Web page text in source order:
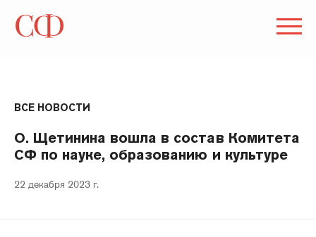
ВСЕ НОВОСТИ
О. Щетинина вошла в состав Комитета
СФ по науке, образованию и культуре
22 декабря 2023 г.